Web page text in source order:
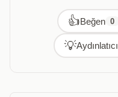
👍Beğen 0
💡Aydınlatıcı